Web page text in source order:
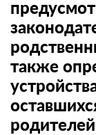
также